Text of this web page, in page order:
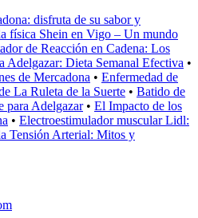
disfruta de su sabor y
física Shein en Vigo – Un mundo
de Reacción en Cadena: Los
Adelgazar: Dieta Semanal Efectiva •
de Mercadona • Enfermedad de
La Ruleta de la Suerte • Batido de
para Adelgazar• El Impacto de los
• Electroestimulador muscular Lidl:
Tensión Arterial: Mitos y